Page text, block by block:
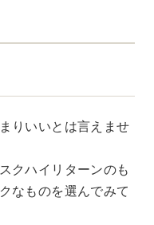
りいいとは言えませ
クハイリターンのも
なものを選んでみて